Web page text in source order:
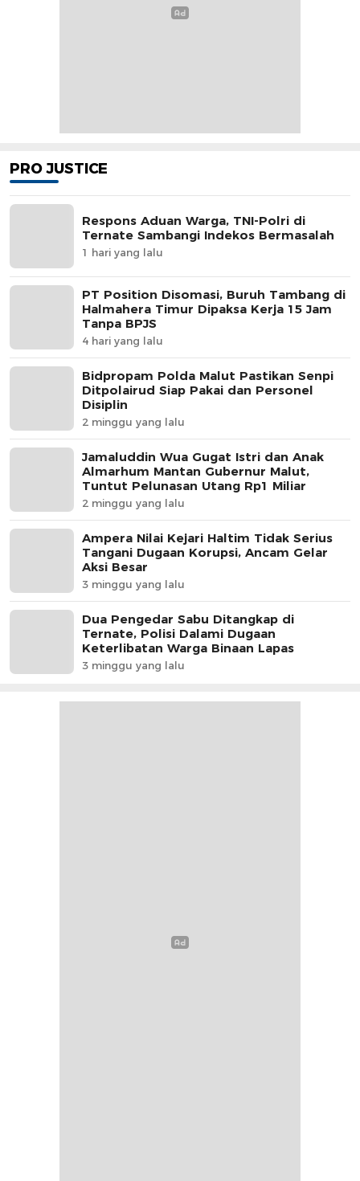
PRO JUSTICE
Respons Aduan Warga, TNI-Polri di
Ternate Sambangi Indekos Bermasalah
1 hari yang lalu
PT Position Disomasi, Buruh Tambang di
Halmahera Timur Dipaksa Kerja 15 Jam
Tanpa BPJS
4 hari yang lalu
Bidpropam Polda Malut Pastikan Senpi
Ditpolairud Siap Pakai dan Personel
Disiplin
2 minggu yang lalu
Jamaluddin Wua Gugat Istri dan Anak
Almarhum Mantan Gubernur Malut,
Tuntut Pelunasan Utang Rp1 Miliar
2 minggu yang lalu
Ampera Nilai Kejari Haltim Tidak Serius
Tangani Dugaan Korupsi, Ancam Gelar
Aksi Besar
3 minggu yang lalu
Dua Pengedar Sabu Ditangkap di
Ternate, Polisi Dalami Dugaan
Keterlibatan Warga Binaan Lapas
3 minggu yang lalu